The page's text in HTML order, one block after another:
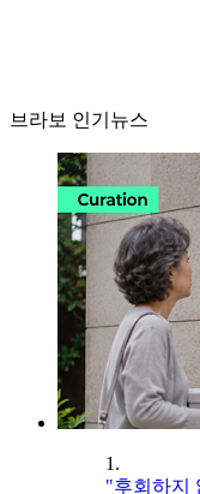
브라보 인기뉴스
1.
"후회하지